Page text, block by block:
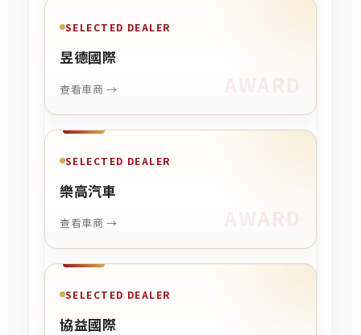
SELECTED DEALER
昱德國際
查看車商 →
SELECTED DEALER
樂高汽車
查看車商 →
SELECTED DEALER
協益國際